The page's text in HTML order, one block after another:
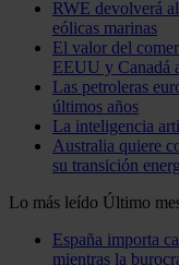
RWE devolverá
eólicas marinas
El valor del
EEUU y Canadá
Las petroleras
últimos años
La inteligencia
Australia quiere
su transición
Lo más leído Último
España importa
mientras la